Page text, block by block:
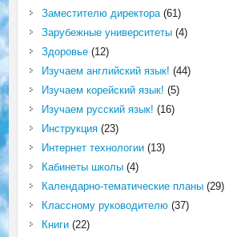
Заместителю директора(61)
Зарубежные университеты(4)
Здоровье(12)
Изучаем английский язык! (44)
Изучаем корейский язык! (5)
Изучаем русский язык! (16)
Инструкция(23)
Интернет технологии(13)
Кабинеты школы(4)
Календарно-тематические планы(29)
Классному руководителю(37)
Книги(22)